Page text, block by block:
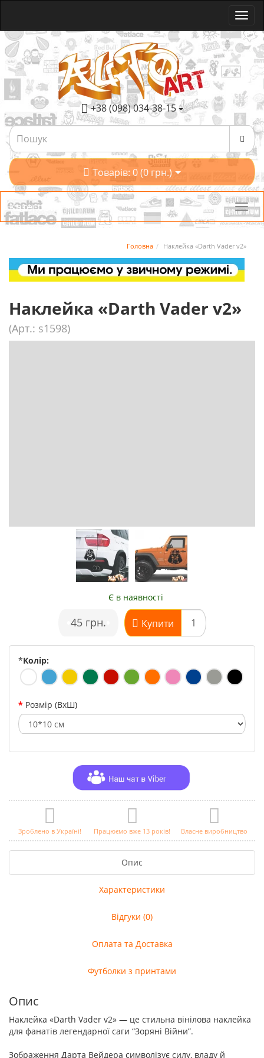
+38 (098) 034-38-15
Товарів: 0 (0 грн.)
Категорії
Головна Наклейка «Darth Vader v2»
Наклейка «Darth Vader v2»
(Арт.: s1598)
Є в наявності
45 грн. Купити
*Колір:
Розмір (ВхШ)
Зроблено в Україні! Працюємо вже 13 років! Власне виробництво
Опис
Характеристики
Відгуки (0)
Оплата та Доставка
Футболки з принтами
Опис
Наклейка «Darth Vader v2» — це стильна вінілова наклейка
для фанатів легендарної саги “Зоряні Війни”.
Зображення Дарта Вейдера символізує силу, владу й